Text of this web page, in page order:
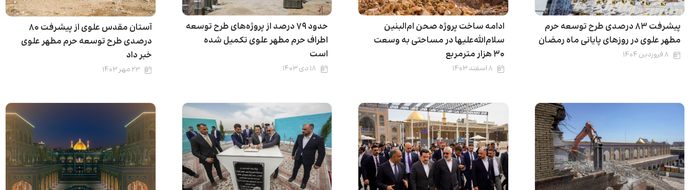
پیشرفت ۸۳ درصدی طرح توسعه حرم
مطهر علوی در روزهای پایانی ماه رمضان
۸ فروردین ۱۴۰۴
ادامه ساخت پروژه صحن ام‌البنین
سلام‌الله‌علیها در مساحتی به وسعت
۳۰ هزار مترمربع
۸ اسفند ۱۴۰۳
حدود ۷۹ درصد از پروژه‌های طرح توسعه
اطراف حرم مطهر علوی تکمیل شده
است
۱۸ دی ۱۴۰۳
آستان مقدس علوی از پیشرفت ۸۰
درصدی طرح توسعه حرم مطهر علوی
خبر داد
۲۳ مهر ۱۴۰۳